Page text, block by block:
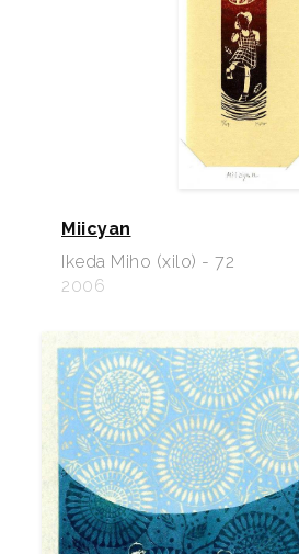
Miicyan
Ikeda Miho (xilo) - 72
2006